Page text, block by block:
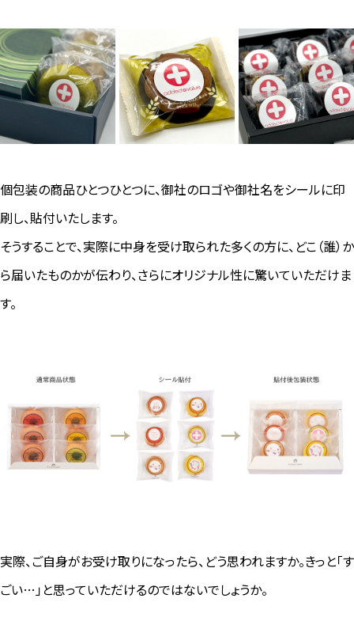
個包装の商品ひとつひとつに、御社のロゴや御社名をシールに印
刷し、貼付いたします。
そうすることで、実際に中身を受け取られた多くの方に、どこ（誰）か
ら届いたものかが伝わり、さらにオリジナル性に驚いていただけま
す。
実際、ご自身がお受け取りになったら、どう思われますか。きっと「す
ごい…」と思っていただけるのではないでしょうか。